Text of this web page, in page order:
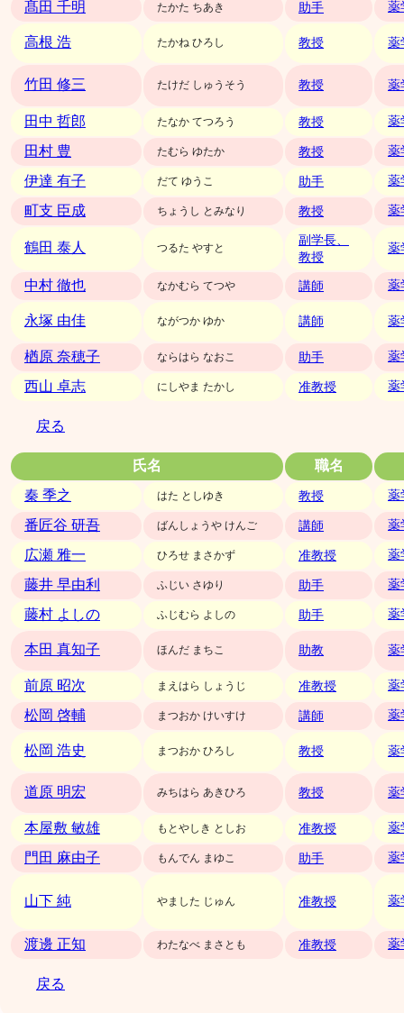
髙田 千明 たかた ちあき 助手 薬
高根 浩 たかね ひろし 教授 薬
竹田 修三 たけだ しゅうそう 教授 薬
田中 哲郎 たなか てつろう 教授 薬
田村 豊 たむら ゆたか 教授 薬
伊達 有子 だて ゆうこ 助手 薬
町支 臣成 ちょうし とみなり 教授 薬
鶴田 泰人 つるた やすと
副学長、
教授
薬
中村 徹也 なかむら てつや 講師 薬
永塚 由佳 ながつか ゆか 講師 薬
楢原 奈穂子 ならはら なおこ 助手 薬
西山 卓志 にしやま たかし 准教授 薬
戻る
氏名
職名
秦 季之
はた としゆき 教授 薬
番匠谷 研吾 ばんしょうや けんご 講師 薬
広瀬 雅一 ひろせ まさかず 准教授 薬
藤井 早由利 ふじい さゆり 助手 薬
藤村 よしの ふじむら よしの 助手 薬
本田 真知子 ほんだ まちこ 助教 薬
前原 昭次 まえはら しょうじ 准教授 薬
松岡 啓輔 まつおか けいすけ 講師 薬
松岡 浩史 まつおか ひろし 教授 薬
道原 明宏 みちはら あきひろ 教授 薬
本屋敷 敏雄 もとやしき としお 准教授 薬
門田 麻由子 もんでん まゆこ 助手 薬
山下 純 やました じゅん 准教授 薬
渡邊 正知 わたなべ まさとも 准教授 薬
戻る